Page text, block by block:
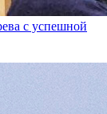
с успешной